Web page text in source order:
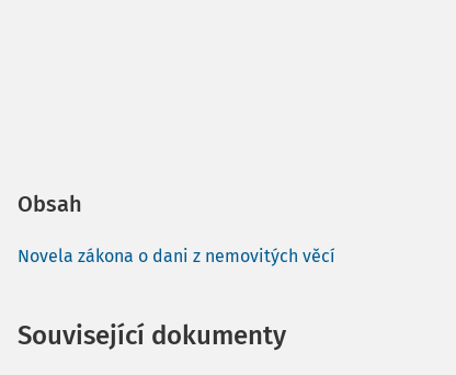
Obsah
Novela zákona o dani z nemovitých věcí
Související dokumenty